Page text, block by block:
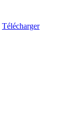
Télécharger